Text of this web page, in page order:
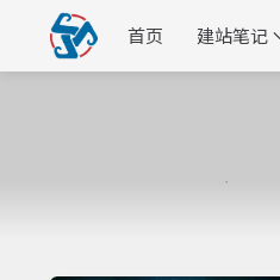
首页 建站笔记